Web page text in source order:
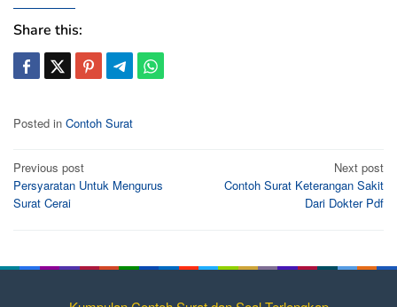
Share this:
Posted in Contoh Surat
Post
navigation
Previous post
Persyaratan Untuk Mengurus
Surat Cerai
Next post
Contoh Surat Keterangan Sakit
Dari Dokter Pdf